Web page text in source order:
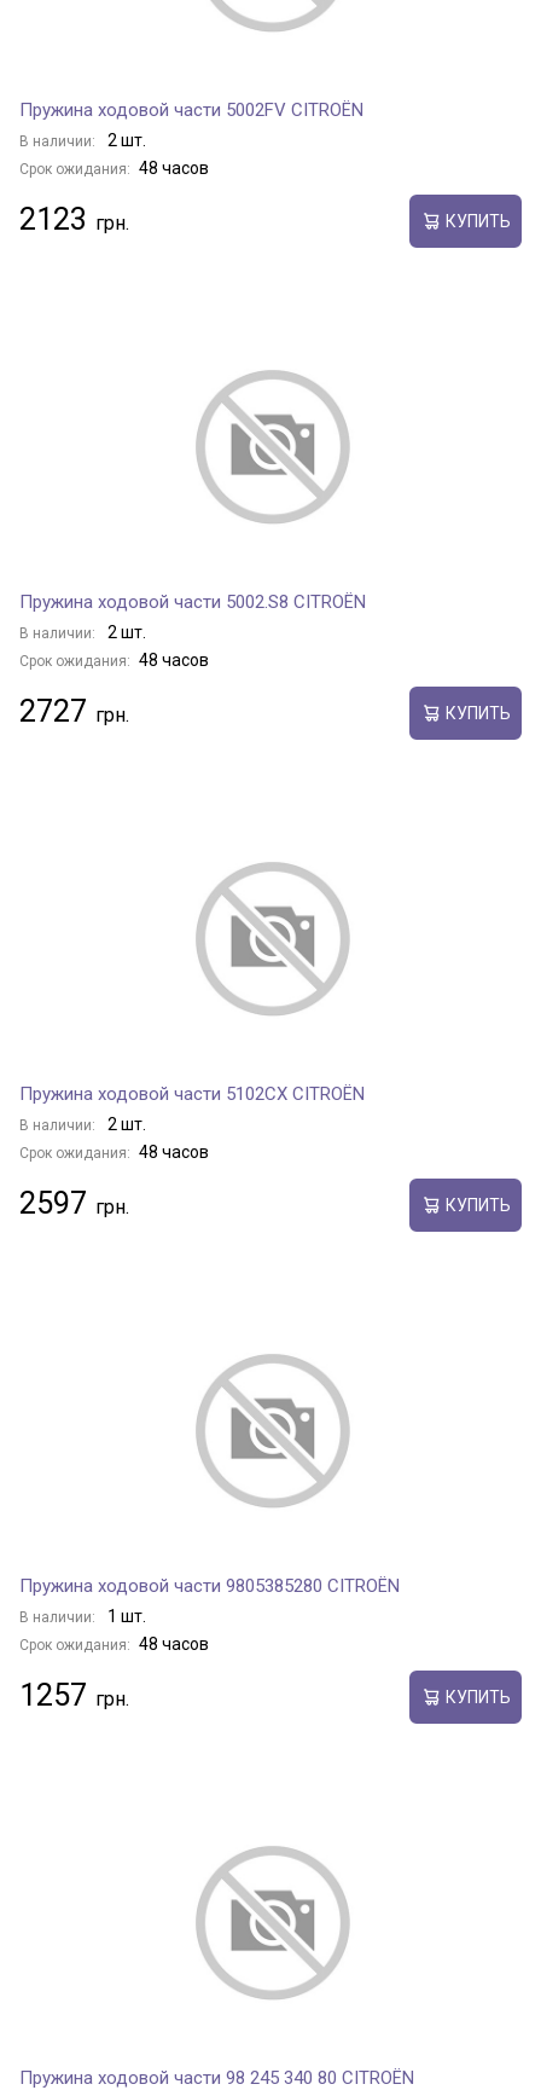
Пружина ходовой части 5002FV CITROËN
В наличии: 2 шт.
Срок ожидания: 48 часов
2123 КУПИТЬ
Пружина ходовой части 5002.S8 CITROËN
В наличии: 2 шт.
Срок ожидания: 48 часов
2727 КУПИТЬ
Пружина ходовой части 5102CX CITROËN
В наличии: 2 шт.
Срок ожидания: 48 часов
2597 КУПИТЬ
Пружина ходовой части 9805385280 CITROËN
В наличии: 1 шт.
Срок ожидания: 48 часов
1257 КУПИТЬ
Пружина ходовой части 98 245 340 80 CITROËN